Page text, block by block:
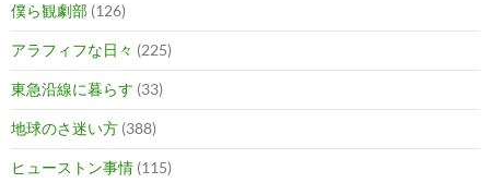
僕ら観劇部 (126)
アラフィフな日々 (225)
東急沿線に暮らす (33)
地球のさ迷い方 (388)
ヒューストン事情 (115)